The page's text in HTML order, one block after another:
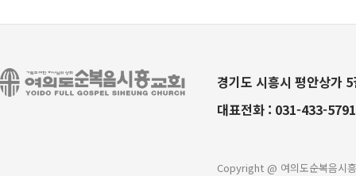
경기도 시흥시 평안상가
대표전화 : 031-433-5791
Copyright @ 여의도순복음